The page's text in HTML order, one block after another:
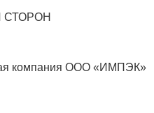
СТОРОН
компания ООО «ИМПЭК»